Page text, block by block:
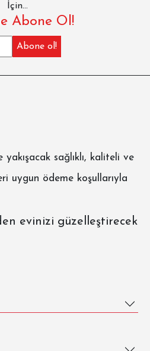
İçin...
Abone Ol!
yakışacak sağlıklı, kaliteli ve
uygun ödeme koşullarıyla
evinizi güzelleştirecek